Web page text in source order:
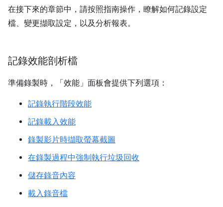
在接下來的章節中，請按照指南操作，瞭解如何記錄設定
檔、變更擷取設定，以及分析報表。
記錄效能剖析檔
準備錄製時，「效能」 面板會提供下列選項：
記錄執行階段效能
記錄載入效能
錄製影片時擷取螢幕截圖
在錄製過程中強制執行垃圾回收
儲存錄音內容
載入錄音檔